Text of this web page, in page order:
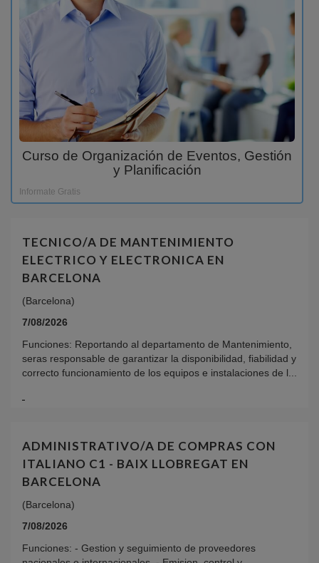
Curso de Organización de Eventos, Gestión
y Planificación
Informate Gratis
TECNICO/A DE MANTENIMIENTO
ELECTRICO Y ELECTRONICA EN
BARCELONA
(Barcelona)
7/08/2026
Funciones: Reportando al departamento de Mantenimiento,
seras responsable de garantizar la disponibilidad, fiabilidad y
correcto funcionamiento de los equipos e instalaciones de l...
ADMINISTRATIVO/A DE COMPRAS CON
ITALIANO C1 - BAIX LLOBREGAT EN
BARCELONA
(Barcelona)
7/08/2026
Funciones: - Gestion y seguimiento de proveedores